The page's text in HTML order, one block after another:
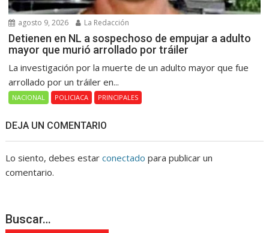
agosto 9, 2026 La Redacción
Detienen en NL a sospechoso de empujar a adulto
mayor que murió arrollado por tráiler
La investigación por la muerte de un adulto mayor que fue
arrollado por un tráiler en...
NACIONAL POLICIACA PRINCIPALES
DEJA UN COMENTARIO
Lo siento, debes estarconectado para publicar un
comentario.
Buscar…